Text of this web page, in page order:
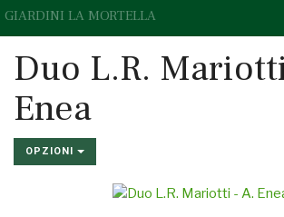
GIARDINI LA MORTELLA
Duo L.R.
Enea
OPZIONI